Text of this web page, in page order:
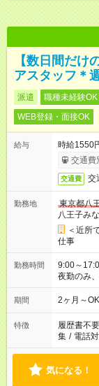
【数日間だけ
アスタッフ＊
派遣 職種未経験OK
WEB登録・面接OK
給与
時給1550
交通費
交通費 交
勤務地
東京都八
八王子み
＜近所
仕事
勤務時間
9:00～
夜勤のみ
期間 2ヶ月～
特徴 履歴書不要
集 / 電話
気になる！